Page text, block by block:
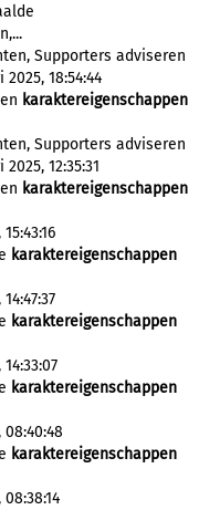
Supporters adviseren
18:54:44
karaktereigenschappen
Supporters adviseren
12:35:31
karaktereigenschappen
karaktereigenschappen
karaktereigenschappen
karaktereigenschappen
karaktereigenschappen